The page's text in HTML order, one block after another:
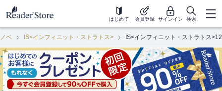
はじめて 会員登録 サインイン 検索
ベ IS<インフィニット・ストラトス> IS<インフィニット・ストラトス>12